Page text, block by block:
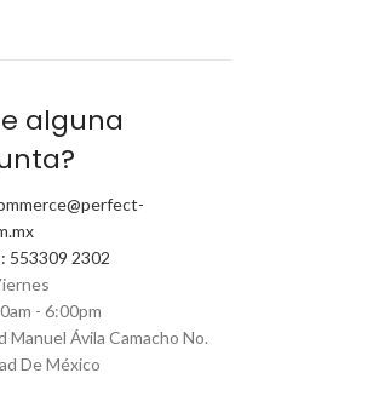
alguna
553309 2302
- 6:00pm
Manuel Ávila Camacho No.
De México